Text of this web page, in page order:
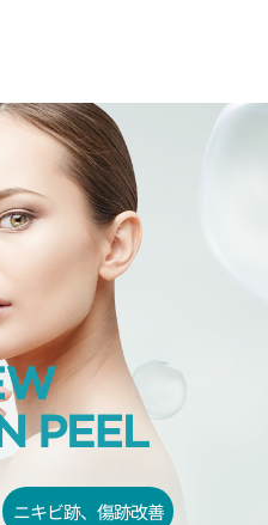
ニキビ跡、傷跡改善